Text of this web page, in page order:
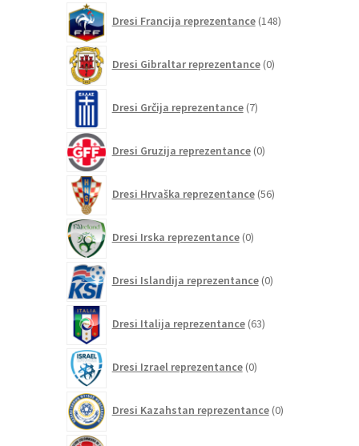
Dresi Francija reprezentance 148izdelkov
Dresi Gibraltar reprezentance 0izdelkov
Dresi Grčija reprezentance 7izdelkov
Dresi Gruzija reprezentance 0izdelkov
Dresi Hrvaška reprezentance 56izdelkov
Dresi Irska reprezentance 0izdelkov
Dresi Islandija reprezentance 0izdelkov
Dresi Italija reprezentance 63izdelkov
Dresi Izrael reprezentance 0izdelkov
Dresi Kazahstan reprezentance 0izdelkov